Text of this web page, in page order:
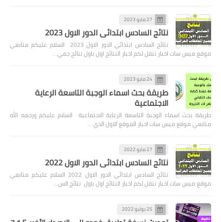
27 مايو 2023
نتائج السادس ابتدائي الدور الاول 2023
نتائج السادس ابتدائي الدور الاول 2023 السلام عليكم متابعي
موقع ميس سات اخبار ننقل لكم اخبار النتائج اول باول نتائج جمي…
24 مايو 2023
طريقة بحث اسماء الوجبة التاسعة الرعاية
الاجتماعية
طريقة بحث اسماء الوجبة التاسعة الرعاية الاجتماعية السلام عليكم ورحمه الله
متابعي موقع ميس سات اخبار الموقع الاول الذي …
27 مايو 2022
نتائج السادس ابتدائي الدور الاول 2022
نتائج السادس ابتدائي الدور الاول 2022 السلام عليكم متابعي
موقع ميس سات اخبار ننقل لكم اخبار النتائج اول باول نتائج الس…
25 يوليو 2022